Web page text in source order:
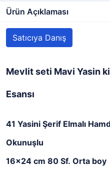
Ürün Açıklaması
Satıcıya Danış
Mevlit seti Mavi Yasin
Esansı
41 Yasini Şerif Elmalı
Okunuşlu
16x24 cm 80 Sf. Orta boy